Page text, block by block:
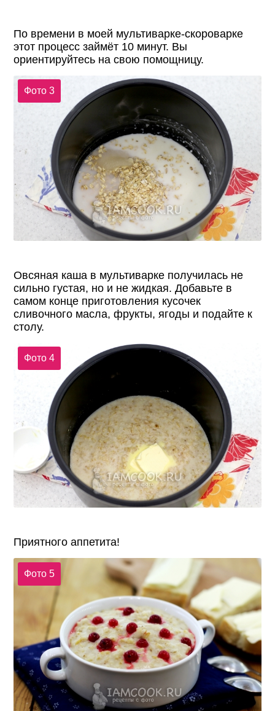
По времени в моей мультиварке-скороварке
этот процесс займёт 10 минут. Вы
ориентируйтесь на свою помощницу.
Фото 3
Овсяная каша в мультиварке получилась не
сильно густая, но и не жидкая. Добавьте в
самом конце приготовления кусочек
сливочного масла, фрукты, ягоды и подайте к
столу.
Фото 4
Приятного аппетита!
Фото 5